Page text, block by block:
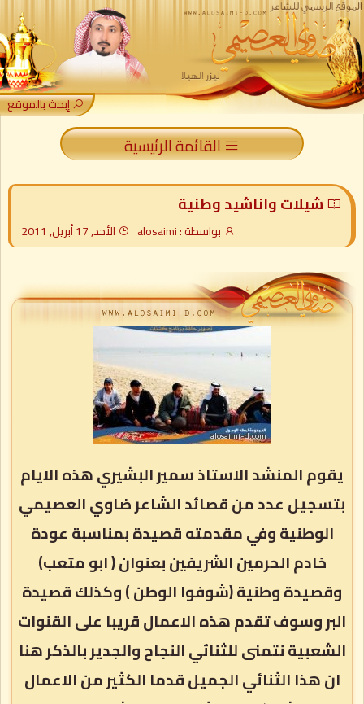
إبحث بالموقع
القائمة الرئيسية
شيلات واناشيد وطنية
بواسطة : alosaimi الأحد, 17 أبريل, 2011
يقوم المنشد الاستاذ سمير البشيري هذه الايام
بتسجيل عدد من قصائد الشاعر ضاوي العصيمي
الوطنية وفي مقدمته قصيدة بمناسبة عودة
خادم الحرمين الشريفين بعنوان ( ابو متعب)
وقصيدة وطنية (شوفوا الوطن ) وكذلك قصيدة
البر وسوف تقدم هذه الاعمال قريبا على القنوات
الشعبية نتمنى للثنائي النجاح والجدير بالذكر هنا
ان هذا الثنائي الجميل قدما الكثير من الاعمال